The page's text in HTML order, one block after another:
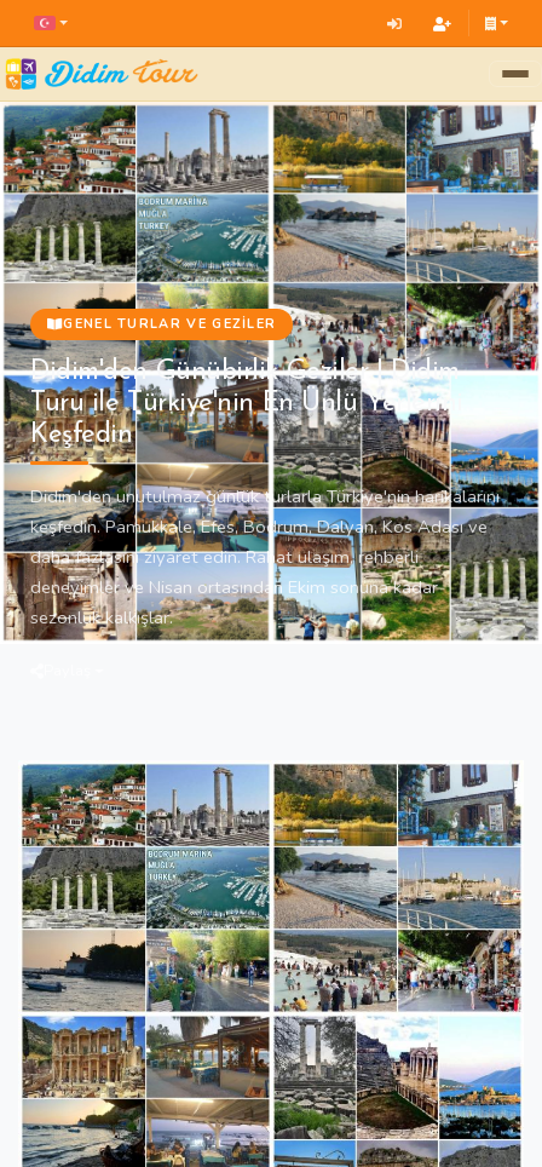
GENEL TURLAR VE GEZILER
Didim'den Günübirlik Geziler | Didim
Turu ile Türkiye'nin En Ünlü Yerlerini
Keşfedin
Didim'den unutulmaz günlük turlarla Türkiye'nin harikalarını
keşfedin. Pamukkale, Efes, Bodrum, Dalyan, Kos Adası ve
daha fazlasını ziyaret edin. Rahat ulaşım, rehberli
deneyimler ve Nisan ortasından Ekim sonuna kadar
sezonluk kalkışlar.